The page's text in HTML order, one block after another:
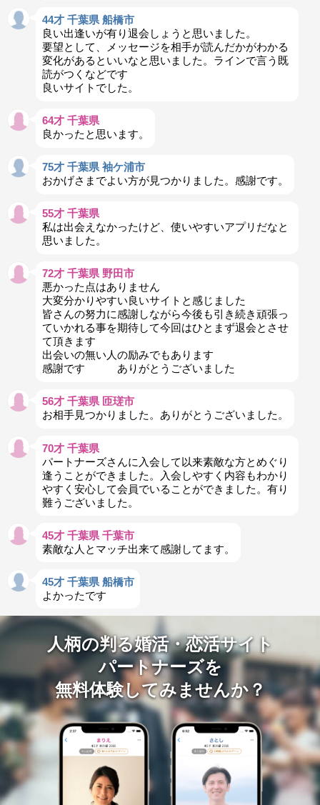
44才 千葉県 船橋市
良い出逢いが有り退会しょうと思いました。
要望として、メッセージを相手が読んだかがわかる
変化があるといいなと思いました。ラインで言う既
読がつくなどです
良いサイトでした。
64才 千葉県
良かったと思います。
75才 千葉県 袖ケ浦市
おかげさまでよい方が見つかりました。感謝です。
55才 千葉県
私は出会えなかったけど、使いやすいアプリだなと
思いました。
72才 千葉県 野田市
悪かった点はありません
大変分かりやすい良いサイトと感じました
皆さんの努力に感謝しながら今後も引き続き頑張っ
ていかれる事を期待して今回はひとまず退会とさせ
て頂きます
出会いの無い人の励みでもあります
感謝です ありがとうございました
56才 千葉県 匝瑳市
お相手見つかりました。ありがとうございました。
70才 千葉県
パートナーズさんに入会して以来素敵な方とめぐり
逢うことができました。入会しやすく内容もわかり
やすく安心して会員でいることができました。有り
難うございました。
45才 千葉県 千葉市
素敵な人とマッチ出来て感謝してます。
45才 千葉県 船橋市
よかったです
人柄の判る婚活・恋活サイト
パートナーズを
無料体験してみませんか？